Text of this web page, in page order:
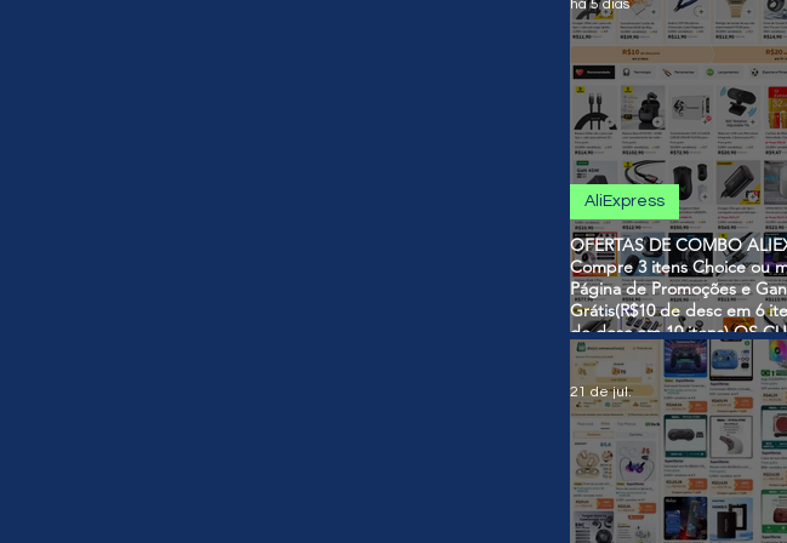
OFERTAS DE COMBO
Compre 3 itens Choice ou
Página de Promoções e
Grátis(R$10 de desc em 6
de desc em 10 itens) OS
SÃO VÁLIDOS NO COMBO
AliExpress
há 5 dias
21 de jul.